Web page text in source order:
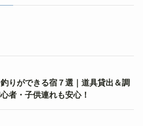
りができる宿７選｜道具貸出＆調
者・子供連れも安心！